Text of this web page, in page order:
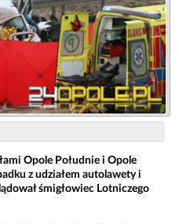
Opole Południe i Opole
z udziałem autolawety i
śmigłowiec Lotniczego